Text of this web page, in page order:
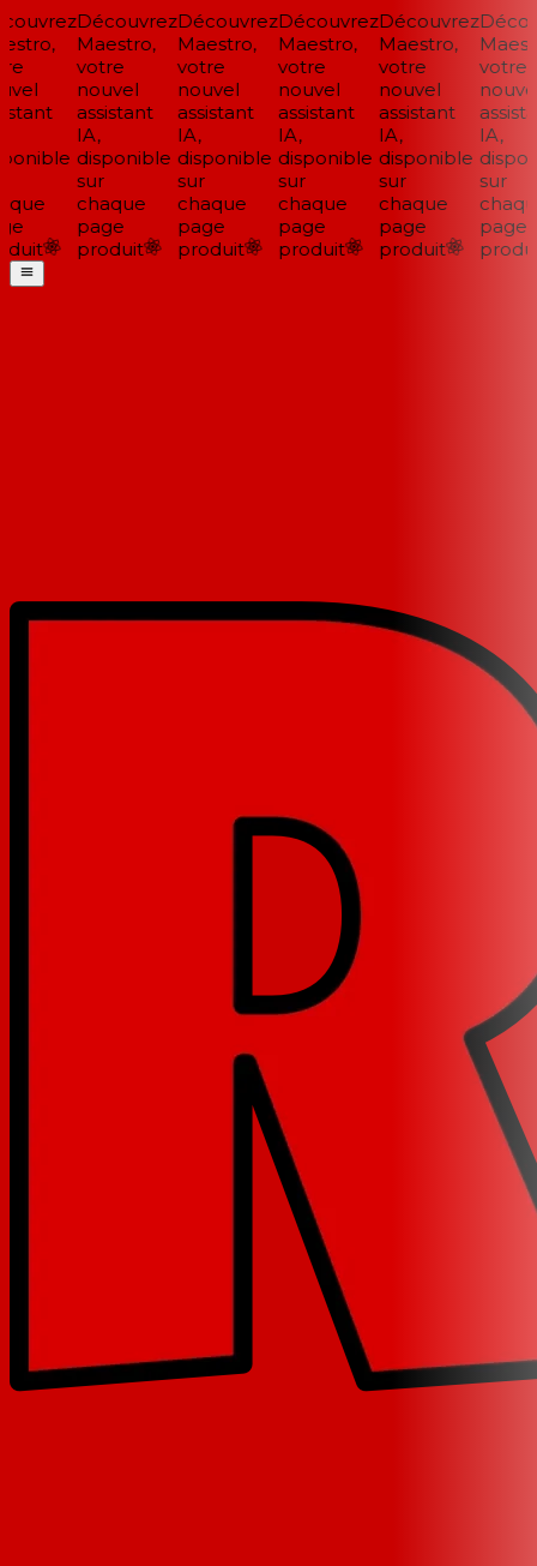
Découvrez
Maestro,
votre
nouvel
assistant
IA,
disponible
sur
chaque
page
produit
Découvrez
Maestro,
votre
nouvel
assistant
IA,
disponible
sur
chaque
page
produit
Découvrez
Maestro,
votre
nouvel
assistant
IA,
disponible
sur
chaque
page
produit
Découvrez
Maestro,
votre
nouvel
assistant
IA,
disponible
sur
chaque
page
produit
votre
nouvel
IA,
sur
page
produit